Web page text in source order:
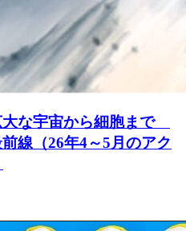
大な宇宙から細胞まで
線（26年4～5月のアク